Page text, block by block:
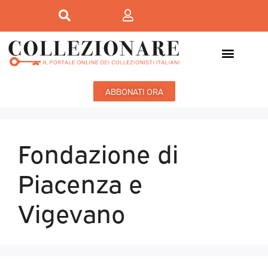
ABBONATI ORA
Fondazione di
Piacenza e
Vigevano